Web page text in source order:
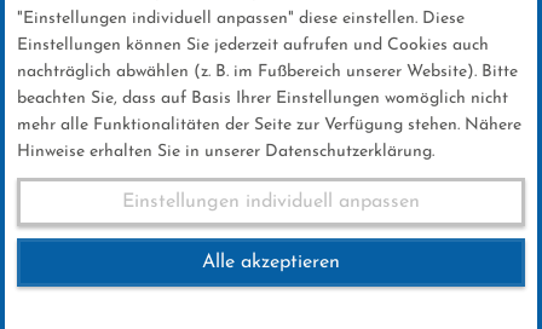
Inhalt
News
WSV/HSV-
Skilanglaufmeisterschaften
Westfeld
"Einstellungen individuell anpassen" diese einstellen. Diese
Einstellungen können Sie jederzeit aufrufen und Cookies auch
nachträglich abwählen (z. B. im Fußbereich unserer Website). Bitte
beachten Sie, dass auf Basis Ihrer Einstellungen womöglich nicht
mehr alle Funktionalitäten der Seite zur Verfügung stehen. Nähere
Hinweise erhalten Sie in unserer Datenschutzerklärung.
Einstellungen individuell anpassen
Alle akzeptieren